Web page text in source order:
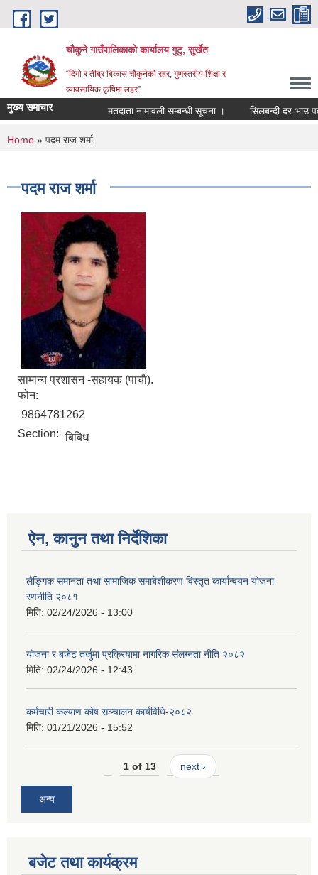
Skip to main content
चौकुने गाउँपालिकाकाे कार्यालय गुटु, सुर्खेत
“दिगो र तीब्र बिकास चौकुनेको रहर, गुणस्तरीय शिक्षा र
व्यावसायिक कृषिमा लहर”
मुख्य समाचार मतदाता नामावली सम्बन्धी सूचना । सिलबन्दी दर-भाउ
You are here
Home » पदम राज शर्मा
पदम राज शर्मा
सामान्य प्रशासन -सहायक (पा‌चाै).
फोन:
9864781262
Section: बिबिध
ऐन, कानुन तथा निर्देशिका
लैङ्गिक समानता तथा सामाजिक समाबेशीकरण विस्तृत कार्यान्वयन योजना
रणनीति २०८१
मिति: 02/24/2026 - 13:00
योजना र बजेट तर्जुमा प्रक्रियामा नागरिक संलग्नता नीति २०८२
मिति: 02/24/2026 - 12:43
कर्मचारी कल्याण कोष सञ्चालन कार्यविधि-२०८२
मिति: 01/21/2026 - 15:52
1 of 13 next ›
अन्य
बजेट तथा कार्यक्रम